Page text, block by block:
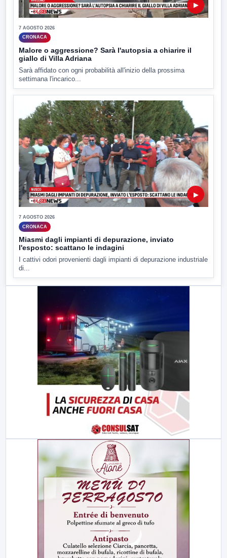
▶
7 AGOSTO 2026
CRONACA
Malore o aggressione? Sarà l'autopsia a chiarire il
giallo di Villa Adriana
Sarà affidato con ogni probabilità all'inizio della prossima
settimana l'incarico...
▶
7 AGOSTO 2026
CRONACA
Miasmi dagli impianti di depurazione, inviato
l'esposto: scattano le indagini
I cattivi odori provenienti dagli impianti di depurazione industriale
di...